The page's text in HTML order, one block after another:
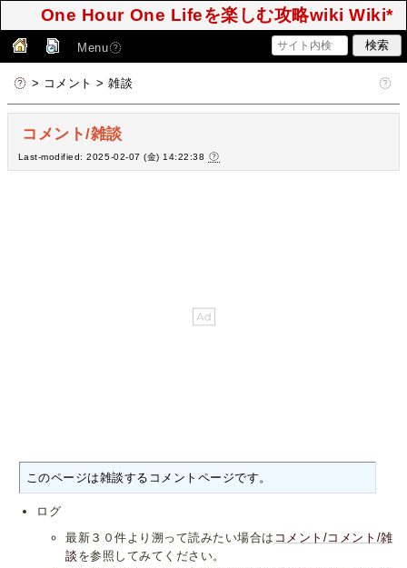
One Hour One Lifeを楽しむ攻略wiki Wiki*
Menu
> コメント > 雑談
コメント/雑談
Last-modified: 2025-02-07 (金) 14:22:38
このページは雑談するコメントページです。
ログ
最新３０件より溯って読みたい場合は コメント/コメント/雑
談 を参照してみてください。